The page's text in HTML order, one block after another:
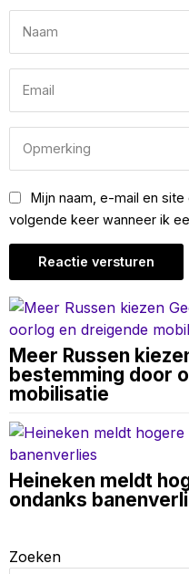
Mijn naam, e-mail en
volgende keer wanneer ik
Meer Russen
bestemming door
mobilisatie
Heineken meldt
ondanks
Zoeken